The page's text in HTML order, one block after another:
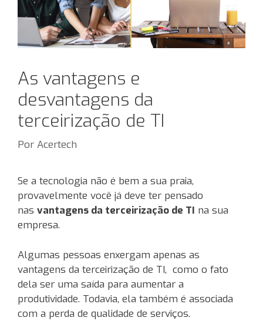
As vantagens e
desvantagens da
terceirização de TI
Por Acertech
Se a tecnologia não é bem a sua praia,
provavelmente você já deve ter pensado
nas vantagens da terceirização de TI na sua
empresa.
Algumas pessoas enxergam apenas as
vantagens da terceirização de TI, como o fato
dela ser uma saída para aumentar a
produtividade. Todavia, ela também é associada
com a perda de qualidade de serviços.